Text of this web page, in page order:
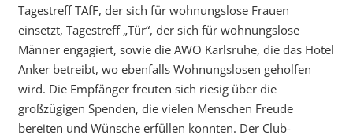
Tagestreff TAfF, der sich für wohnungslose Frauen
einsetzt, Tagestreff „Tür“, der sich für wohnungslose
Männer engagiert, sowie die AWO Karlsruhe, die das Hotel
Anker betreibt, wo ebenfalls Wohnungslosen geholfen
wird. Die Empfänger freuten sich riesig über die
großzügigen Spenden, die vielen Menschen Freude
bereiten und Wünsche erfüllen konnten. Der Club-